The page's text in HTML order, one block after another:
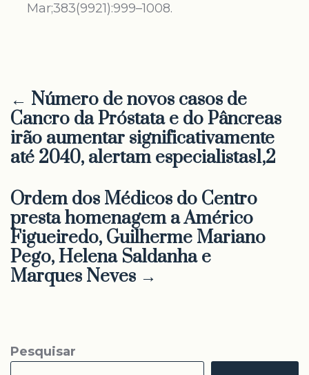
Mar;383(9921):999–1008.
← Número de novos casos de
Cancro da Próstata e do Pâncreas
irão aumentar significativamente
até 2040, alertam especialistas1,2
Ordem dos Médicos do Centro
presta homenagem a Américo
Figueiredo, Guilherme Mariano
Pego, Helena Saldanha e
Marques Neves →
Pesquisar